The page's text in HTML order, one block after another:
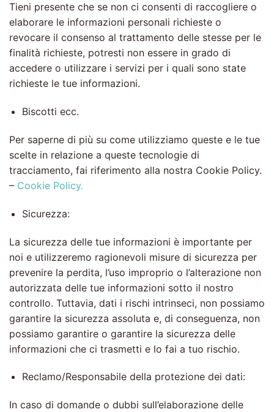
Tieni presente che se non ci consenti di raccogliere o
elaborare le informazioni personali richieste o
revocare il consenso al trattamento delle stesse per le
finalità richieste, potresti non essere in grado di
accedere o utilizzare i servizi per i quali sono state
richieste le tue informazioni.
Biscotti ecc.
Per saperne di più su come utilizziamo queste e le tue
scelte in relazione a queste tecnologie di
tracciamento, fai riferimento alla nostra Cookie Policy.
– Cookie Policy.
Sicurezza:
La sicurezza delle tue informazioni è importante per
noi e utilizzeremo ragionevoli misure di sicurezza per
prevenire la perdita, l’uso improprio o l’alterazione non
autorizzata delle tue informazioni sotto il nostro
controllo. Tuttavia, dati i rischi intrinseci, non possiamo
garantire la sicurezza assoluta e, di conseguenza, non
possiamo garantire o garantire la sicurezza delle
informazioni che ci trasmetti e lo fai a tuo rischio.
Reclamo/Responsabile della protezione dei dati:
In caso di domande o dubbi sull’elaborazione delle